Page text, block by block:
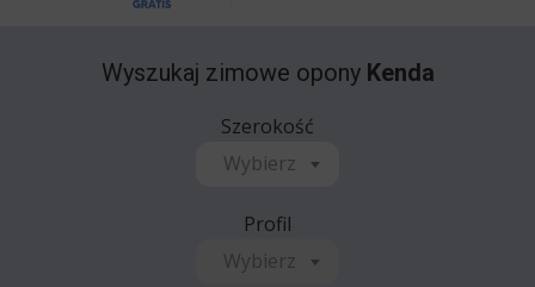
Wyszukaj zimowe opony Kenda
Szerokość
Wybierz
Profil
Wybierz